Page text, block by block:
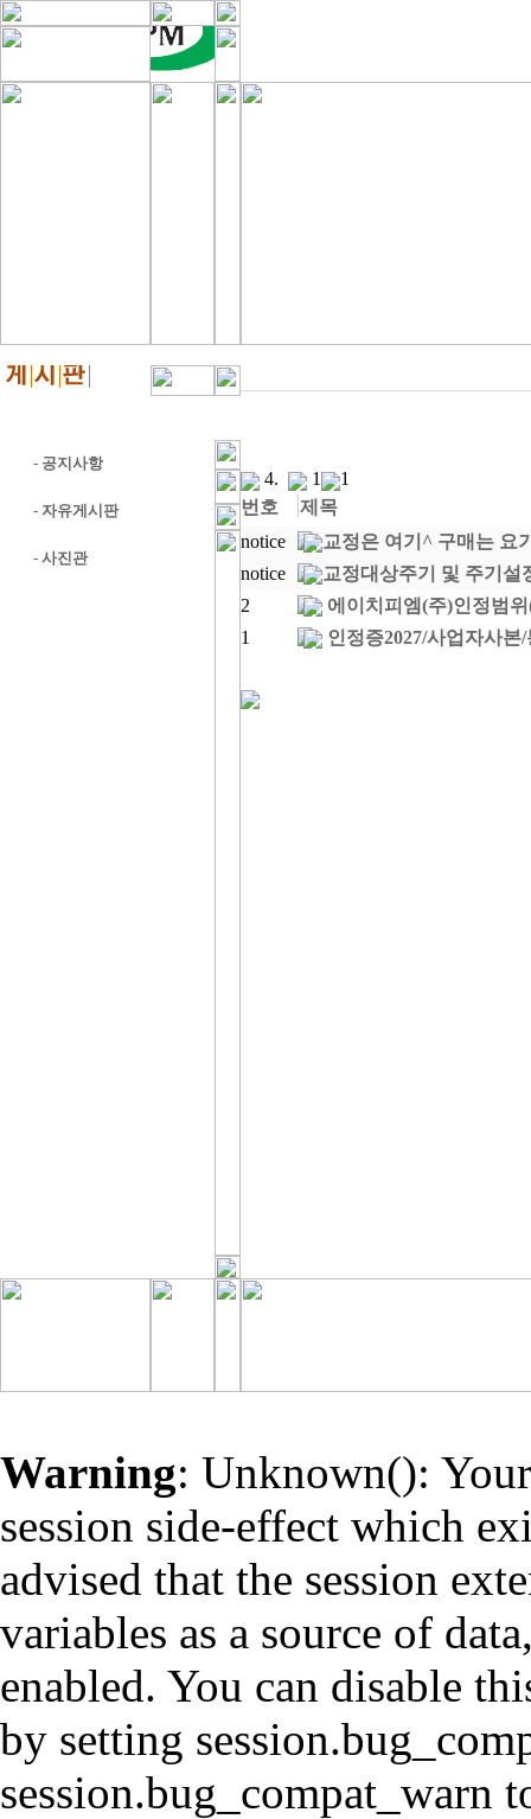
- 공지사항
- 자유게시판
- 사진관
4. 1
1
번호
제목
notice
교정은 여기^ 구매는 요
notice
교정대상주기 및 주기설
2
에이치피엠(주)인정범위
1
인정증2027/사업자사본
Warning: Unknown():
session side-effect which
advised that the session
variables as a source of
enabled. You can disable
by setting
session.bug_compat_warn